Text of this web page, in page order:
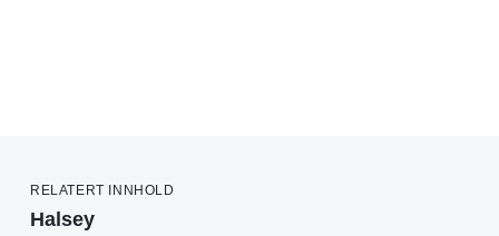
RELATERT INNHOLD
Halsey